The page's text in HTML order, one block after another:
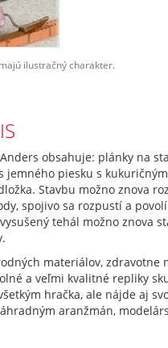
ilustračný charakter.
obsahuje: plánky na
jemného piesku s
Stavbu možno znova
spojivo sa rozpustí a
tehál možno znova
materiálov, zdravotne
a veľmi kvalitné repliky
hračka, ale nájde aj
aranžmán,